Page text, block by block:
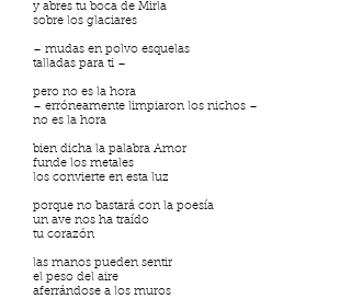
y abres tu boca de Mirla
sobre los glaciares
– mudas en polvo esquelas
talladas para ti –
pero no es la hora
– erróneamente limpiaron los nichos –
no es la hora
bien dicha la palabra Amor
funde los metales
los convierte en esta luz
porque no bastará con la poesía
un ave nos ha traído
tu corazón
las manos pueden sentir
el peso del aire
aferrándose a los muros